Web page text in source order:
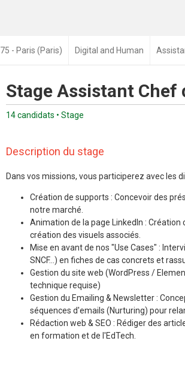
75 - Paris (Paris) Digital and Human
Stage Assistant
14 candidats • Stage
Description du stage
Dans vos missions, vous participerez avec les
Création de supports : Concevoir des
notre marché.
Animation de la page LinkedIn :
création des visuels associés.
Mise en avant de nos "Use Cases" :
SNCF...) en fiches de cas concrets et
Gestion du site web (WordPress /
technique requise)
Gestion du Emailing & Newsletter :
séquences d'emails (Nurturing) pour
Rédaction web & SEO : Rédiger des
en formation et de l'EdTech.